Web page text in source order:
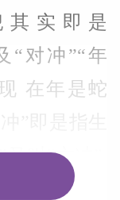
实即是
“对冲”“年
在年是蛇
叫“六冲”,
、卯酉冲、